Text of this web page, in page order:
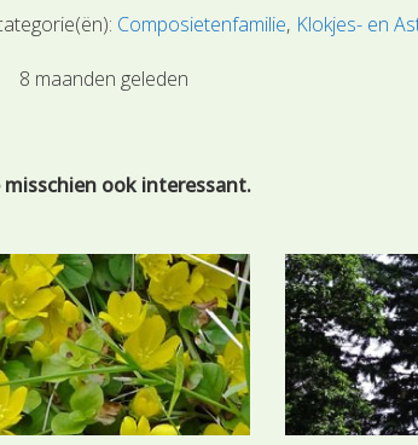
Composietenfamilie Klokjes- en
8 maanden geleden
ook interessant.